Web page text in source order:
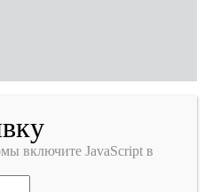
включите JavaScript в